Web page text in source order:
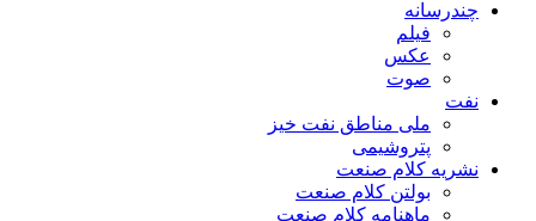
چندرسانه
فیلم
عکس
صوت
نفت
ملی مناطق نفت خیز
پتروشیمی
نشریه کلام صنعت
بولتن کلام صنعت
ماهنامه کلام صنعت